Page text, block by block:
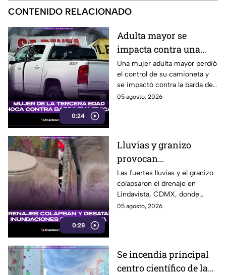
CONTENIDO RELACIONADO
0:24
Adulta mayor se
impacta contra una
barda tras perder el
control de su
camioneta en Mexicali
Una mujer adulta mayor perdió
el control de su camioneta y
se impactó contra la barda de
un predio en el cruce de las
05 agosto, 2026
0:28
Lluvias y granizo
provocan
inundaciones en
Lindavista; agua brota
de los escusados
Las fuertes lluvias y el granizo
colapsaron el drenaje en
Lindavista, CDMX, donde
vecinos reportaron
05 agosto, 2026
Se incendia principal
centro científico de la